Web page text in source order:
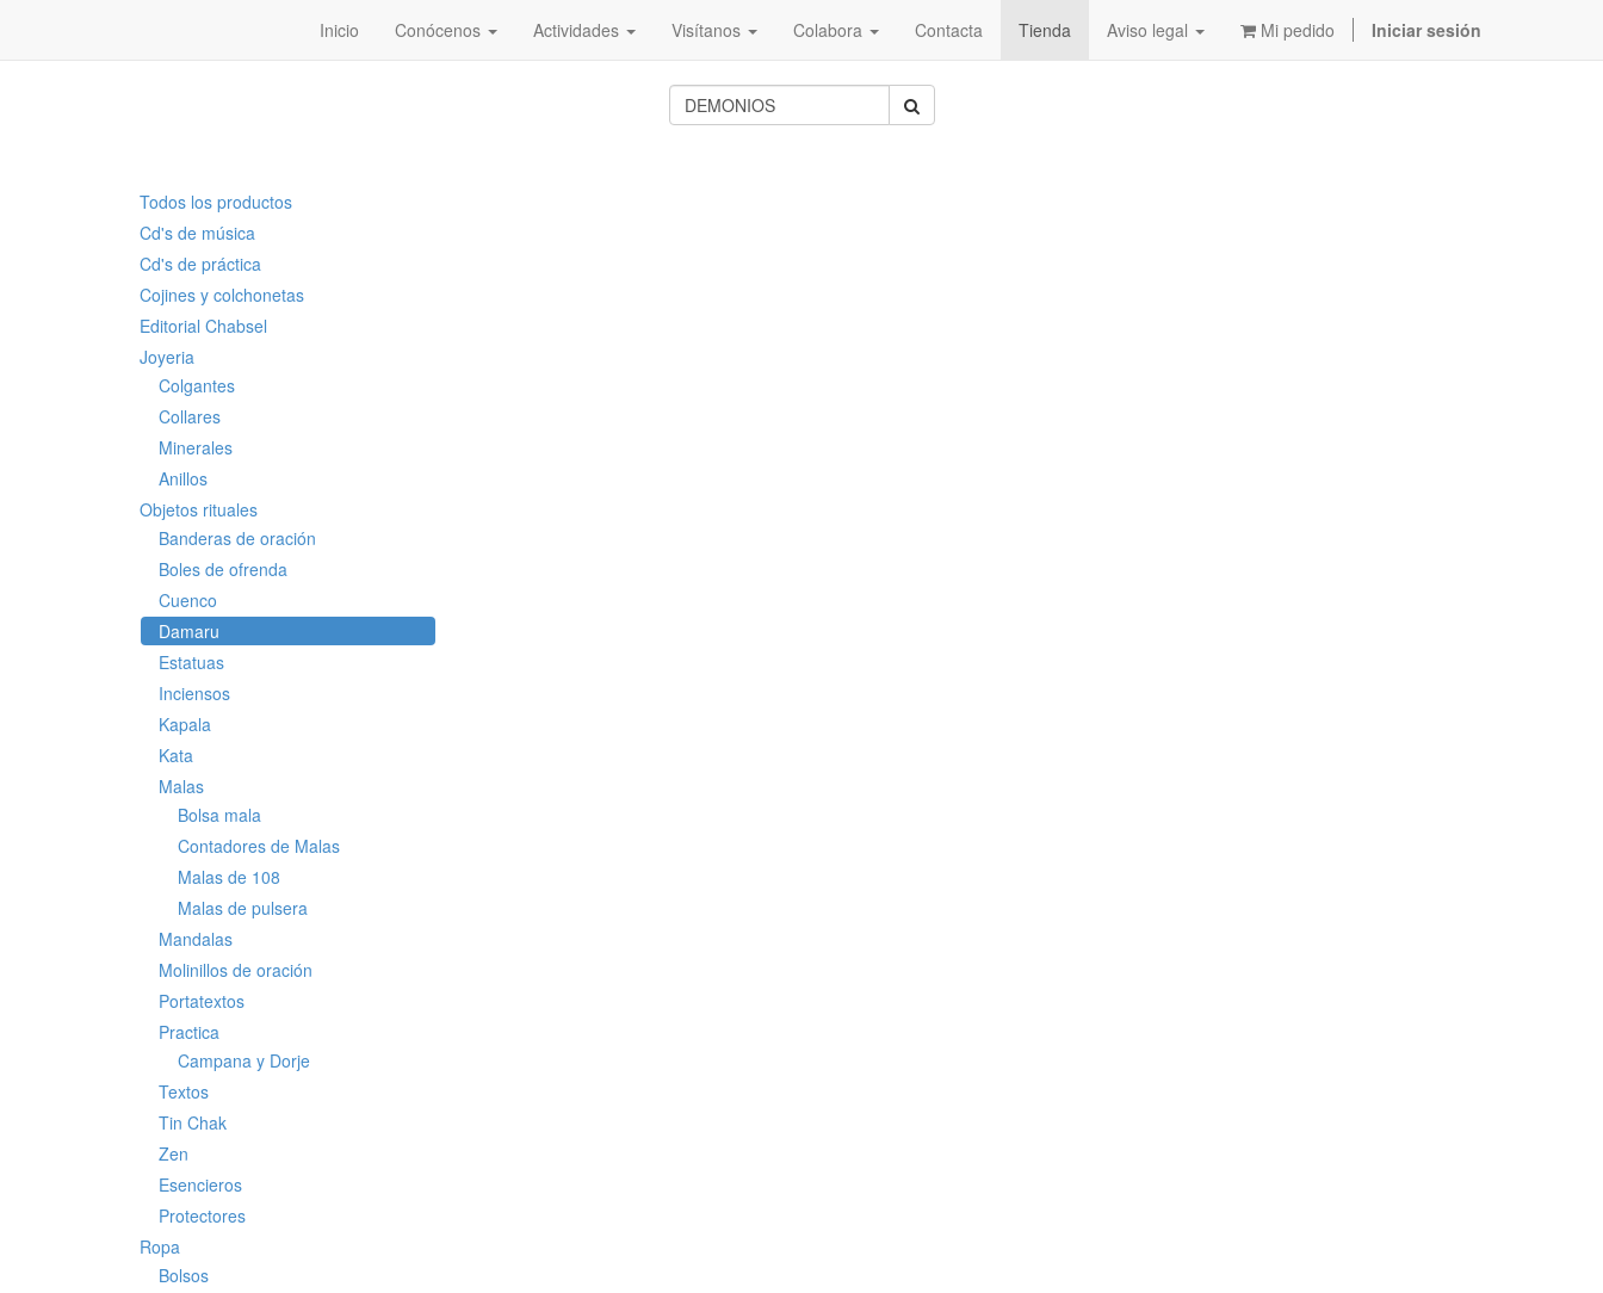
Inicio Conócenos Actividades Visítanos Colabora Contacta Tienda Aviso legal Mi pedido Iniciar sesión
Todos los productos
Cd's de música
Cd's de práctica
Cojines y colchonetas
Editorial Chabsel
Joyeria
Colgantes
Collares
Minerales
Anillos
Objetos rituales
Banderas de oración
Boles de ofrenda
Cuenco
Damaru
Estatuas
Inciensos
Kapala
Kata
Malas
Bolsa mala
Contadores de Malas
Malas de 108
Malas de pulsera
Mandalas
Molinillos de oración
Portatextos
Practica
Campana y Dorje
Textos
Tin Chak
Zen
Esencieros
Protectores
Ropa
Bolsos